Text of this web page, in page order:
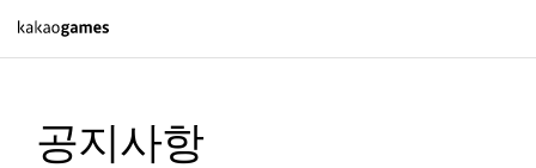
도깨비의세계
공지사항